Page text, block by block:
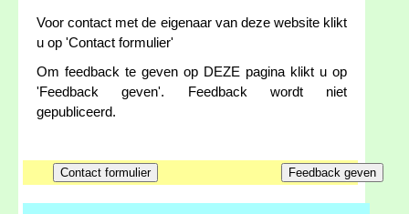
Voor contact met de eigenaar van deze website klikt
u op 'Contact formulier'
Om feedback te geven op DEZE pagina klikt u op
'Feedback geven'. Feedback wordt niet
gepubliceerd.